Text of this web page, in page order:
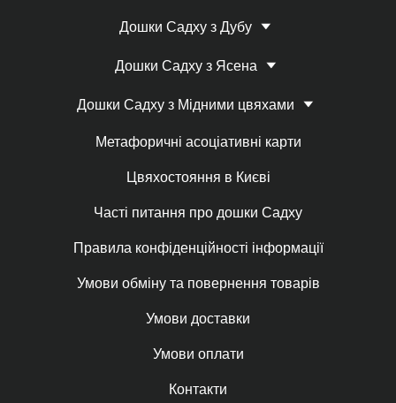
Дошки Садху з Дубу
Дошки Садху з Ясена
Дошки Садху з Мідними цвяхами
Метафоричні асоціативні карти
Цвяхостояння в Києві
Часті питання про дошки Садху
Правила конфіденційності інформації
Умови обміну та повернення товарів
Умови доставки
Умови оплати
Контакти